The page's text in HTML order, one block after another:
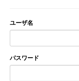
ユーザ名
パスワード